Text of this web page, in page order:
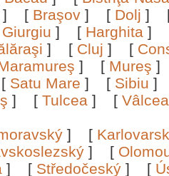
] [ Braşov ] [ Dolj ]
Giurgiu ] [ Harghita ]
] [ Cluj ] [
] [ Mureş
[ Satu Mare ] [ Sibiu
] [ Tulcea ] [
] [
] [
] [ Středočeský ] [